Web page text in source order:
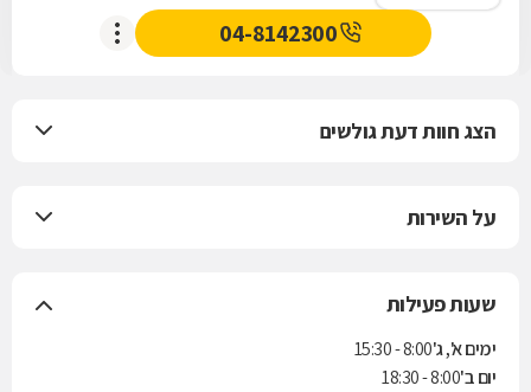
04-8142300
הצג חוות דעת גולשים
על השירות
שעות פעילות
ימים א', ג'8:00 - 15:30
יום ב'8:00 - 18:30